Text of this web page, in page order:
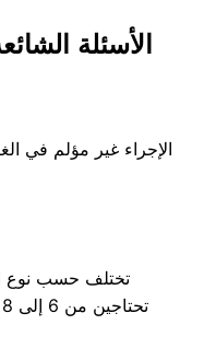
الأسئلة
الإجراء غير مؤلم في
تختلف حسب نوع